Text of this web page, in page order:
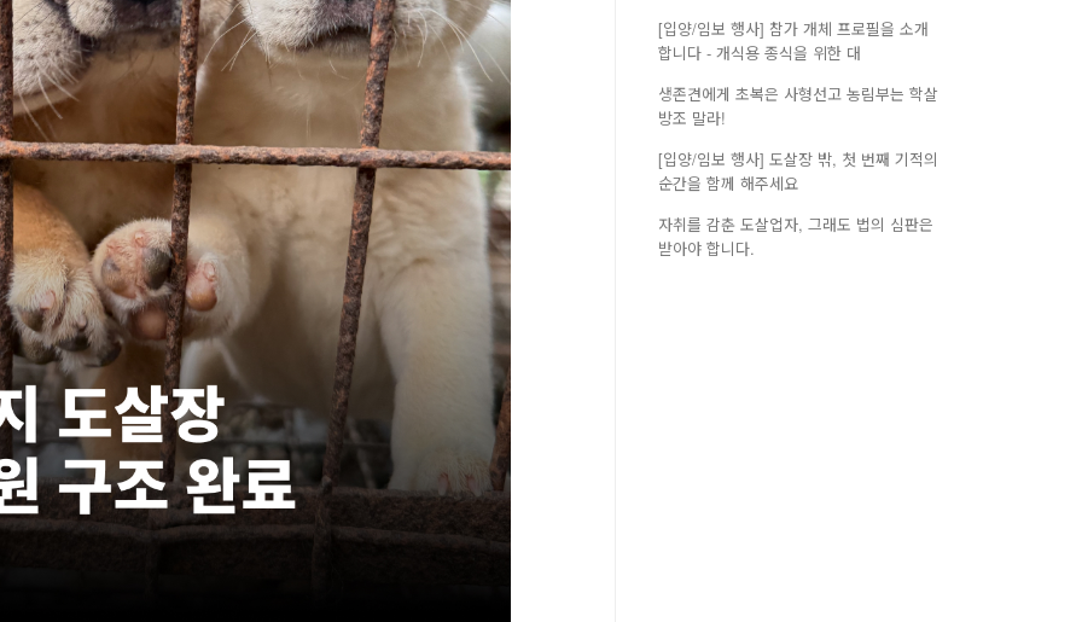
[입양/임보 행사] 참가 개체 프로필을 소개
합니다 - 개식용 종식을 위한 대
생존견에게 초복은 사형선고 농림부는 학살
방조 말라!
[입양/임보 행사] 도살장 밖, 첫 번째 기적의
순간을 함께 해주세요
자취를 감춘 도살업자, 그래도 법의 심판은
받아야 합니다.